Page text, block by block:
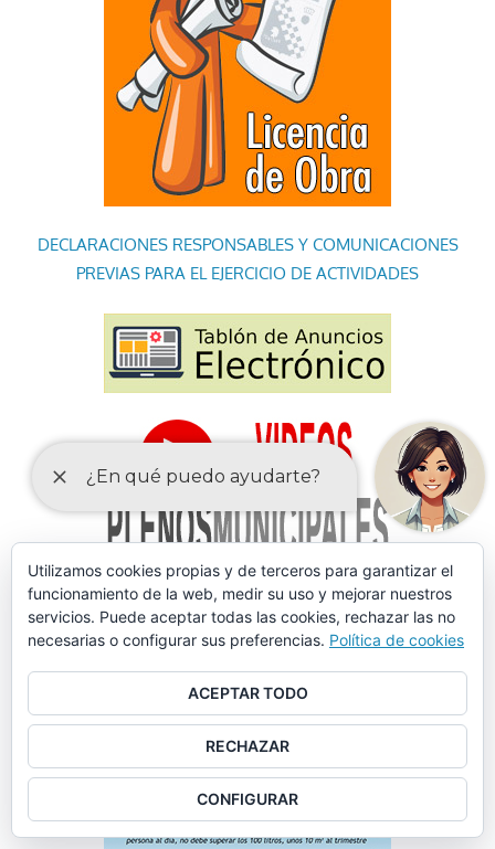
DECLARACIONES RESPONSABLES Y COMUNICACIONES
PREVIAS PARA EL EJERCICIO DE ACTIVIDADES
Utilizamos cookies propias y de terceros para garantizar el
funcionamiento de la web, medir su uso y mejorar nuestros
servicios. Puede aceptar todas las cookies, rechazar las no
necesarias o configurar sus preferencias. Política de cookies
ACEPTAR TODO
RECHAZAR
CONFIGURAR